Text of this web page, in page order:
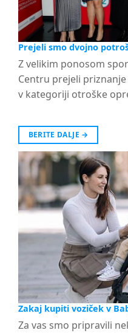
Prejeli smo dvojno
Z velikim ponosom
Centru prejeli
v kategoriji otroške
BERITE DALJE →
Zakaj kupiti voziček v
Za vas smo pripravili